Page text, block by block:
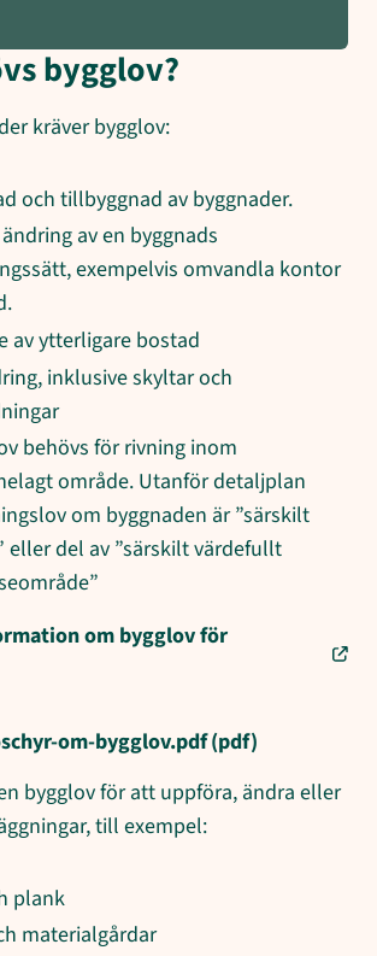
bygglov?
kräver bygglov:
och tillbyggnad av byggnader.
av en byggnads
exempelvis omvandla kontor
av ytterligare bostad
inklusive skyltar och
behövs för rivning inom
område. Utanför detaljplan
om byggnaden är ”särskilt
eller del av ”särskilt värdefullt
om bygglov för
om-bygglov.pdf(pdf)
bygglov för att uppföra, ändra eller
till exempel:
plank
materialgårdar